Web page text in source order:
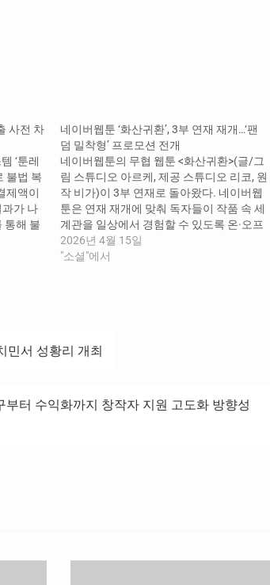
사전 차
‘툰레
불법 복
제액이
과가 나
통해 불
유료
과를
네이버웹툰 ‘화산귀환’, 3부 연재 재개…‘팬
덤 밀착형’ 프로모션 전개
네이버웹툰의 무협 웹툰 <화산귀환>(글/그
림 스튜디오 아르케, 제공 스튜디오 리코, 원
작 비가)이 3부 연재로 돌아왔다. 네이버웹
툰은 연재 재개에 맞춰 독자들이 작품 속 세
계관을 일상에서 경험할 수 있도록 온·오프
라인 전반에 걸친 프로모션을 전개한다. ​ 먼
저 네이버웹툰 앱에서는 독자의 몰입을 극
2026년 4월 15일
"소셜"에서
민서 성황리 개최
부터 수익화까지 창작자 지원 고도화 방향성